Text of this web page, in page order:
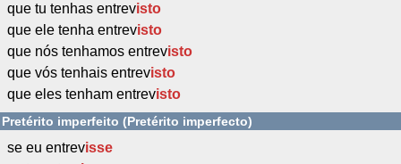
que tu tenhas entrevisto
que ele tenha entrevisto
que nós tenhamos entrevisto
que vós tenhais entrevisto
que eles tenham entrevisto
Pretérito imperfeito (Pretérito imperfecto)
se eu entrevisse